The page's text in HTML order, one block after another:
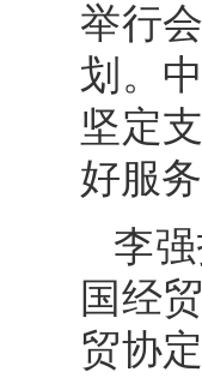
举行
划。
坚定
好服
李
国经
贸协